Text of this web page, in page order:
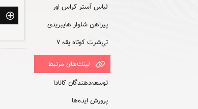
لباس آستر کراس اور
پیراهن شلوار هایبریدی
تی‌شرت کوتاه یقه ۷
لينك‌های مرتبط
توسعه‌دهندگان کانادا
پرورش ایده‌ها